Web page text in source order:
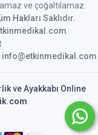
ve çoğaltılamaz.
Hakları Saklıdır.
info@etkinmedikal.com
ve Ayakkabı Online